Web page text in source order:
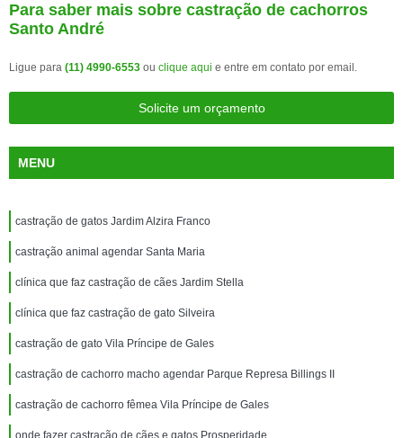
Para saber mais sobre castração de cachorros
Santo André
Ligue para (11) 4990-6553 ou clique aqui e entre em contato por email.
Solicite um orçamento
MENU
castração de gatos Jardim Alzira Franco
castração animal agendar Santa Maria
clínica que faz castração de cães Jardim Stella
clínica que faz castração de gato Silveira
castração de gato Vila Príncipe de Gales
castração de cachorro macho agendar Parque Represa Billings II
castração de cachorro fêmea Vila Príncipe de Gales
onde fazer castração de cães e gatos Prosperidade